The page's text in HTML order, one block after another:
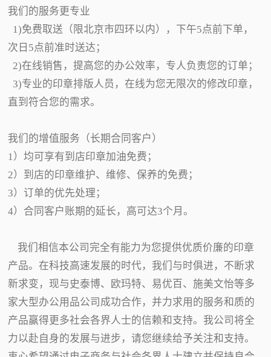
我们的服务更专业
1)免费取送（限北京市四环以内），下午5点前下单，
次日5点前准时送达；
2)在线销售，提高您的办公效率，专人负责您的订单；
3)专业的印章排版人员，在线为您无限次的修改印章，
直到符合您的需求。
我们的增值服务（长期合同客户）
1）均可享有到店印章加油免费；
2）到店的印章维护、维修、保养的免费；
3）订单的优先处理；
4）合同客户账期的延长，高可达3个月。
我们相信本公司完全有能力为您提供优质价廉的印章
产品。在科技高速发展的时代，我们与时俱进，不断求
新求变，现与史泰博、欧玛特、易优百、施美文怡等多
家大型办公用品公司成功合作，并力求用的服务和质的
产品赢得更多社会各界人士的信赖和支持。我公司将全
力以赴自身的发展与进步，请您继续给予关注和支持。